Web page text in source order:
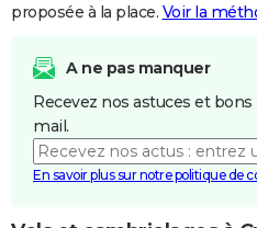
proposée à la place. Voir la
A ne pas manquer
Recevez nos astuces et
mail.
En savoir plus sur notre politique de